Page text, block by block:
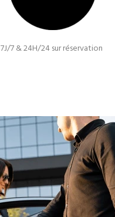
7J/7 & 24H/24 sur réservation